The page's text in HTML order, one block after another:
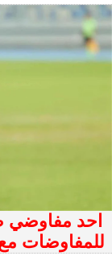
احد مفاوضي
للمفاوضات